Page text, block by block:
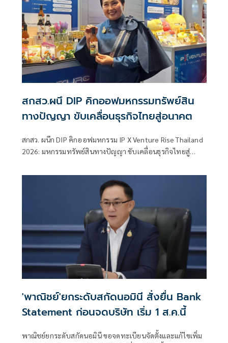
สกสว.ผนึ DIP คิกออฟมหกรรมทรัพย์สิน
ทางปัญญา ขับเคลื่อนธุรกิจไทยสู่อนาคต
สกสว. ผนึก DIP คิกออฟมหกรรม IP X Venture Rise Thailand
2026: มหกรรมทรัพย์สินทางปัญญา ขับเคลื่อนธุรกิจไทยสู่
กองทุน ววน. เพิ่มคุณค่างานวิจัยไทย
'พาณิชย์'ยกระดับสกัดนอมินี สั่งยื่น Bank
Statement ก่อนจดบริษัท เริ่ม 1 ส.ค.นี้
พาณิชย์ยกระดับสกัดนอมินี ขอจดทะเบียนจัดตั้งและแก้ไขเพิ่ม